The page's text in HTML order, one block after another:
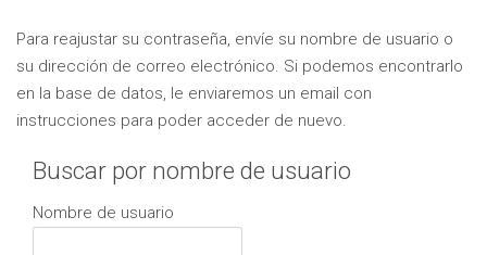
Para reajustar su contraseña, envíe su nombre de usuario o
su dirección de correo electrónico. Si podemos encontrarlo
en la base de datos, le enviaremos un email con
instrucciones para poder acceder de nuevo.
Buscar por nombre de usuario
Nombre de usuario